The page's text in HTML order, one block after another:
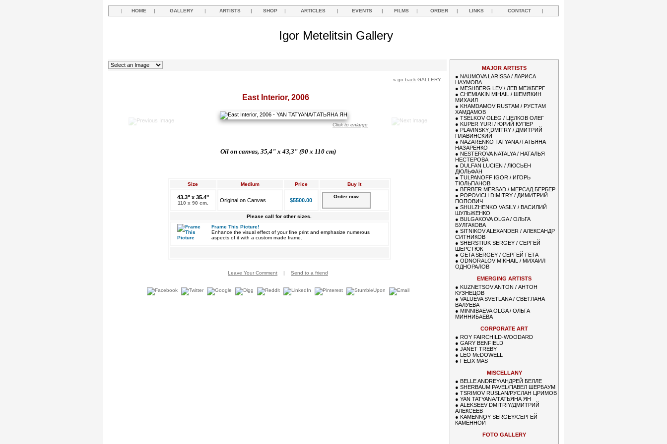
| HOME | GALLERY | ARTISTS | SHOP | ARTICLES | EVENTS | FILMS | ORDER | LINKS | CONTACT |
Igor Metelitsin Gallery
« go back GALLERY
East Interior, 2006
Click to enlarge
Oil on canvas, 35,4" x 43,3" (90 х 110 cm)
Size Medium Price Buy It
43.3" x 35.4"
110 x 90 cm. Original on Canvas $5500.00
Order now
Please call for other sizes.
Frame This Picture!
Enhance the visual effect of your fine print and emphasize numerous
aspects of it with a custom made frame.
Leave Your Comment | Send to a friend
MAJOR ARTISTS
● NAUMOVA LARISSA / ЛАРИСА
НАУМОВА
● MESHBERG LEV / ЛЕВ МЕЖБЕРГ
● CHEMIAKIN MIHAIL / ШЕМЯКИН
МИХАИЛ
● KHAMDAMOV RUSTAM / РУСТАМ
ХАМДАМОВ
● TSELKOV OLEG / ЦЕЛКОВ ОЛЕГ
● KUPER YURI / ЮРИЙ КУПЕР
● PLAVINSKY DMITRY / ДМИТРИЙ
ПЛАВИНСКИЙ
● NAZARENKO TATYANA /ТАТЬЯНА
НАЗАРЕНКО
● NESTEROVA NATALYA / НАТАЛЬЯ
НЕСТЕРОВА
● DULFAN LUCIEN / ЛЮСЬЕН
ДЮЛЬФАН
● TULPANOFF IGOR / ИГОРЬ
ТЮЛЬПАНОВ
● BERBER MERSAD / МЕРСАД БЕРБЕР
● POPOVICH DIMITRY / ДИМИТРИЙ
ПОПОВИЧ
● SHULZHENKO VASILY / ВАСИЛИЙ
ШУЛЬЖЕНКО
● BULGAKOVA OLGA / ОЛЬГА
БУЛГАКОВА
● SITNIKOV ALEXANDER / АЛЕКСАНДР
СИТНИКОВ
● SHERSTIUK SERGEY / СЕРГЕЙ
ШЕРСТЮК
● GETA SERGEY / СЕРГЕЙ ГЕТА
● ODNORALOV MIKHAIL / МИХАИЛ
ОДНОРАЛОВ
EMERGING ARTISTS
● KUZNETSOV ANTON / АНТОН
КУЗНЕЦОВ
● VALUEVA SVETLANA / СВЕТЛАНА
ВАЛУЕВА
● MINNIBAEVA OLGA / ОЛЬГА
МИННИБАЕВА
CORPORATE ART
● ROY FAIRCHILD-WOODARD
● GARY BENFIELD
● JANET TREBY
● LEO McDOWELL
● FELIX MAS
MISCELLANY
● BELLE ANDREY/АНДРЕЙ БЕЛЛЕ
● SHERBAUM PAVEL/ПАВЕЛ ШЕРБАУМ
● TSRIMOV RUSLAN/РУСЛАН ЦРИМОВ
● YAN TATYANA/ТАТЬЯНА ЯН
● ALEKSEEV DMITRIY/ДМИТРИЙ
АЛЕКСЕЕВ
● KAMENNOY SERGEY/СЕРГЕЙ
КАМЕННОЙ
FOTO GALLERY